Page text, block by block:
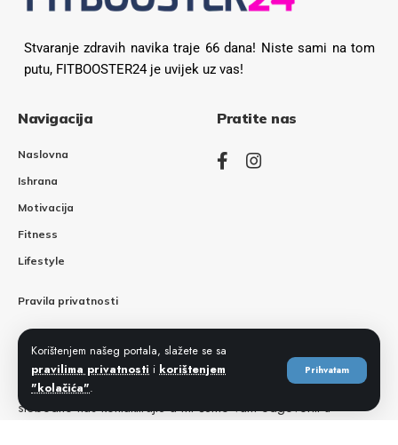
Korištenjem našeg portala, slažete se sa
pravilima privatnosti i korištenjem
"kolačića".
Prihvatam
Stvaranje zdravih navika traje 66 dana! Niste sami na tom
putu, FITBOOSTER24 je uvijek uz vas!
Navigacija
Naslovna
Ishrana
Motivacija
Fitness
Lifestyle
Pravila privatnosti
Pratite nas
Kontaktirajte nas
Ukoliko imate pitanja, prijedloga ili bilo kakvih sugestija,
slobodno nas kontaktirajte a mi ćemo vam odgovoriti u